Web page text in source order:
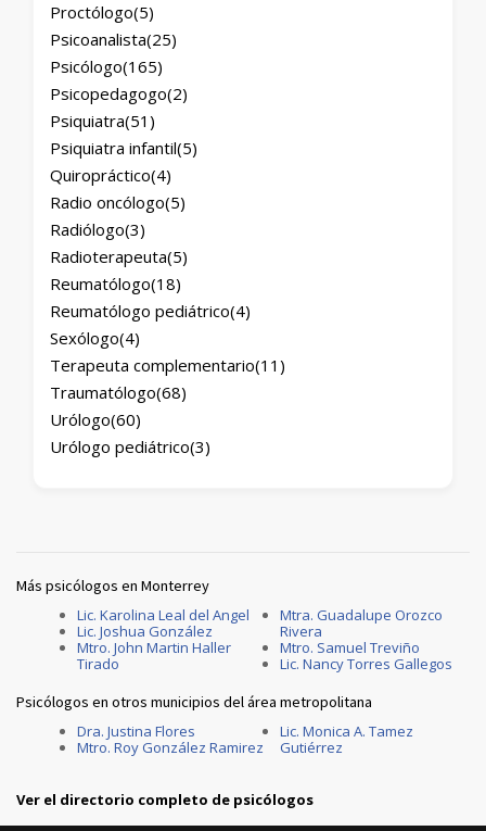
Proctólogo(5)
Psicoanalista(25)
Psicólogo(165)
Psicopedagogo(2)
Psiquiatra(51)
Psiquiatra infantil(5)
Quiropráctico(4)
Radio oncólogo(5)
Radiólogo(3)
Radioterapeuta(5)
Reumatólogo(18)
Reumatólogo pediátrico(4)
Sexólogo(4)
Terapeuta complementario(11)
Traumatólogo(68)
Urólogo(60)
Urólogo pediátrico(3)
Más psicólogos en Monterrey
Lic. Karolina Leal del Angel
Lic. Joshua González
Mtro. John Martin Haller
Tirado
Mtra. Guadalupe Orozco
Rivera
Mtro. Samuel Treviño
Lic. Nancy Torres Gallegos
Psicólogos en otros municipios del área metropolitana
Dra. Justina Flores
Mtro. Roy González Ramirez
Lic. Monica A. Tamez
Gutiérrez
Ver el directorio completo de psicólogos